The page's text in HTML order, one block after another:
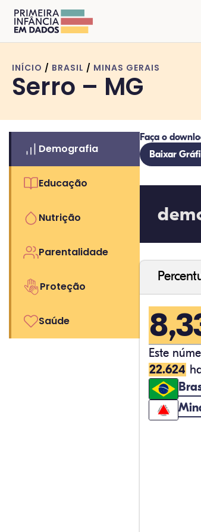
INÍCIO / BRASIL / MINAS GERAIS
Serro – MG
Demografia
Educação
Nutrição
Parentalidade
Proteção
Saúde
Faça o
Baixar
Este
22.624